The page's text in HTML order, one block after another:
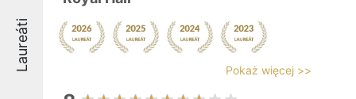
Laureáti Pokaż więcej >>